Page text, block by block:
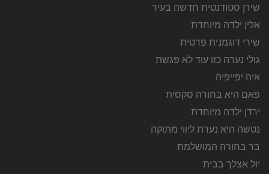
שירן סטודנטית חדשה בעיר
אלין ילדה מיוחדת
שירי דוגמנית פרטית
גולי נערה כזו עוד לא פגשת
איה יפייפיה
פאם היא בחורה סקסית
ירדן ילדה מיוחדת
נטשה היא נערת ליווי מתוקה
בר בחורה המושלמת
יול אצלך בבית